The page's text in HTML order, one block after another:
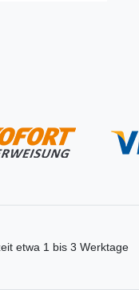
etwa 1 bis 3 Werktage